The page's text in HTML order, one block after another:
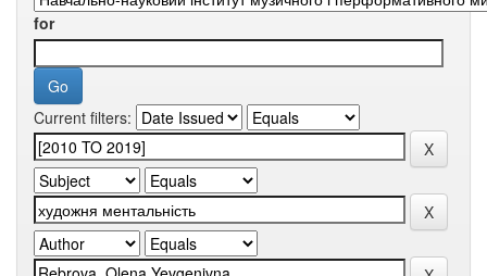
for
Current filters: